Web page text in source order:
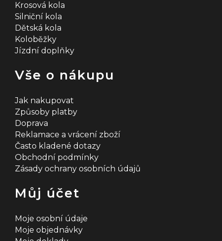
Krosová kola
Silniční kola
Dětská kola
Koloběžky
Jízdní doplňky
Vše o nákupu
Jak nakupovat
Způsoby platby
Doprava
Reklamace a vrácení zboží
Často kladené dotazy
Obchodní podmínky
Zásady ochrany osobních údajů
Můj účet
Moje osobní údaje
Moje objednávky